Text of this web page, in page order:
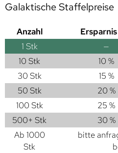
Galaktische Staffelpreise
Anzahl
1 Stk —
10 Stk
10 %
30 Stk
15 %
50 Stk
20 %
100 Stk
25 %
500+ Stk
30 %
Ab 1000
Stk
bitte